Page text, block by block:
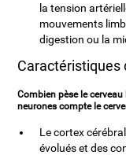
la tension
mouvements
digestion ou la
Caractéristiques
Combien pèse le
neurones compte le
Le cortex
évolués et des